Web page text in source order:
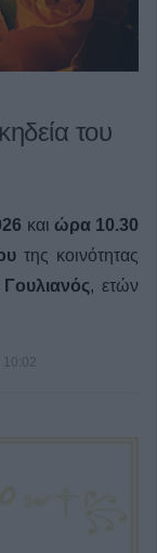
του
και ώρα 10.30
της κοινότητας
, ετών